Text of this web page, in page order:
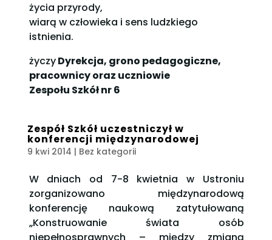
życia przyrody,
wiarą w człowieka i sens ludzkiego
istnienia.
życzyDyrekcja, grono pedagogiczne,
pracownicy oraz uczniowie
Zespołu Szkół nr 6
Zespół Szkół uczestniczył w
konferencji międzynarodowej
9 kwi 2014 | Bez kategorii
W dniach od 7-8 kwietnia w Ustroniu
zorganizowano międzynarodową
konferencję naukową zatytułowaną
„Konstruowanie świata osób